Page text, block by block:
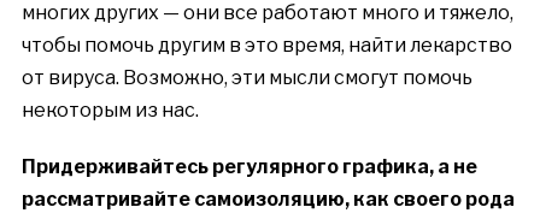
многих других — они все работают много и тяжело,
чтобы помочь другим в это время, найти лекарство
от вируса. Возможно, эти мысли смогут помочь
некоторым из нас.
Придерживайтесь регулярного графика, а не
рассматривайте самоизоляцию, как своего рода